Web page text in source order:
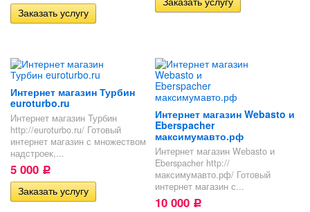
Интернет магазин Турбин
euroturbo.ru
Интернет магазин Турбин
http://euroturbo.ru/ Готовый
интернет магазин с множеством
надстроек,...
5 000 Р
Интернет магазин Webasto и
Eberspacher
максимумавто.рф
Интернет магазин Webasto и
Eberspacher http://
максимумавто.рф/ Готовый
интернет магазин с...
10 000 Р